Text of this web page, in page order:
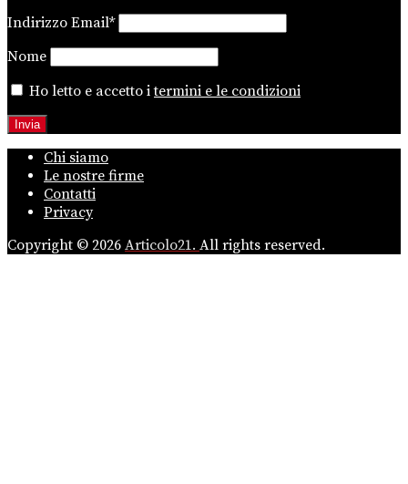
Indirizzo Email*
Nome
Ho letto e accetto itermini e le condizioni
Chi siamo
Le nostre firme
Contatti
Privacy
Copyright © 2026 Articolo21. All rights reserved.